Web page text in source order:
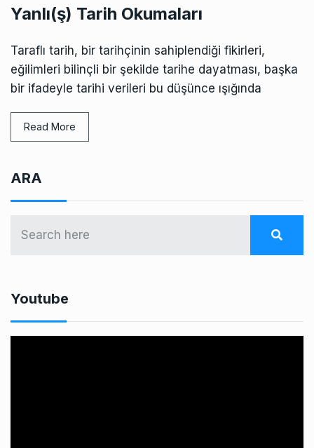
Yanlı(ş) Tarih Okumaları
Taraflı tarih, bir tarihçinin sahiplendiği fikirleri,
eğilimleri bilinçli bir şekilde tarihe dayatması, başka
bir ifadeyle tarihi verileri bu düşünce ışığında
Read More
ARA
Youtube